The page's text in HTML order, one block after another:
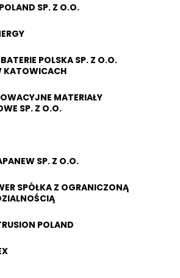
SP. Z O.O.
POLSKA SP. Z O.O.
KATOWICACH
MATERIAŁY
SP. Z O.O.
SP. Z O.O.
SPÓŁKA Z OGRANICZONĄ
POLAND